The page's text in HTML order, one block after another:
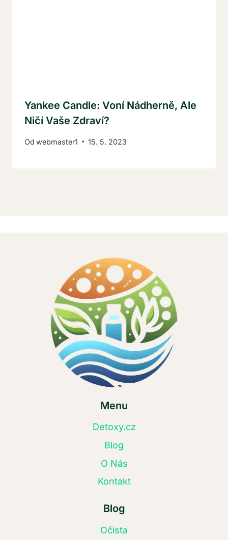
Yankee Candle: Voní Nádherně, Ale
Ničí Vaše Zdraví?
Od webmaster1 15. 5. 2023
Menu
Detoxy.cz
Blog
O Nás
Kontakt
Blog
Očista